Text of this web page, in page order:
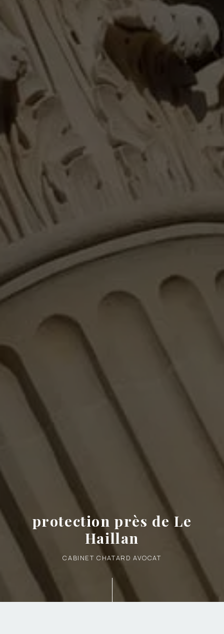
protection près de Le
Haillan
CABINET CHATARD AVOCAT